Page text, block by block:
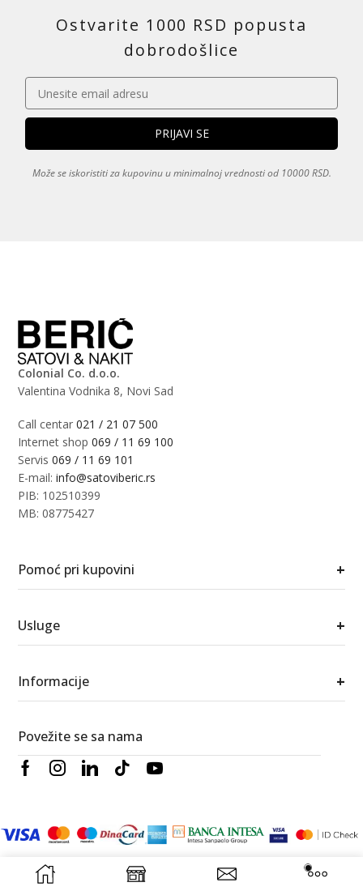
Ostvarite 1000 RSD popusta
dobrodošlice
Može se iskoristiti za kupovinu u minimalnoj vrednosti od 10000 RSD.
Colonial Co. d.o.o.
Valentina Vodnika 8, Novi Sad
Call centar021 / 21 07 500
Internet shop069 / 11 69 100
Servis069 / 11 69 101
E-mail:info@satoviberic.rs
PIB: 102510399
MB: 08775427
Pomoć pri kupovini +
Usluge +
Informacije +
Povežite se sa nama
© 2026 Berić satovi i nakit. Sva prava zadržana. RedWood